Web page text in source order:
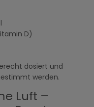
D)
dosiert und
werden.
Luft –